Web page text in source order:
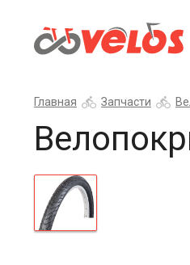
Главная Запчасти